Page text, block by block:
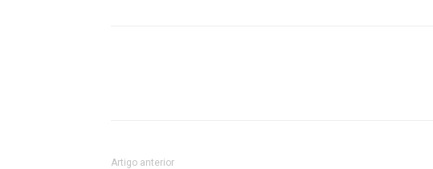
Artigo anterior